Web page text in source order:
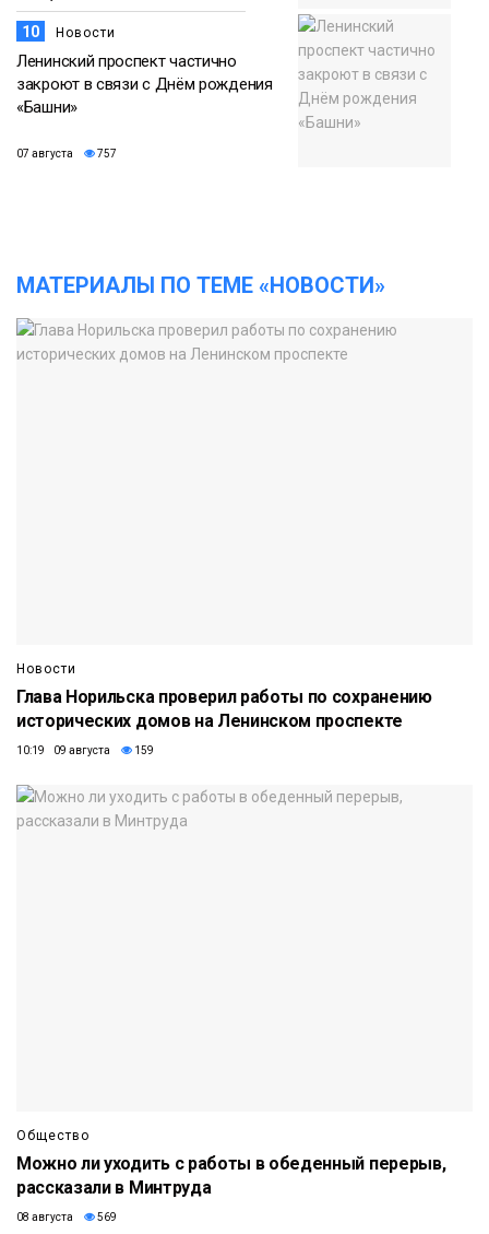
10 Новости
Ленинский проспект частично
закроют в связи с Днём рождения
«Башни»
07 августа 757
МАТЕРИАЛЫ ПО ТЕМЕ «НОВОСТИ»
Новости
Глава Норильска проверил работы по сохранению
исторических домов на Ленинском проспекте
10:19 09 августа 159
Общество
Можно ли уходить с работы в обеденный перерыв,
рассказали в Минтруда
08 августа 569